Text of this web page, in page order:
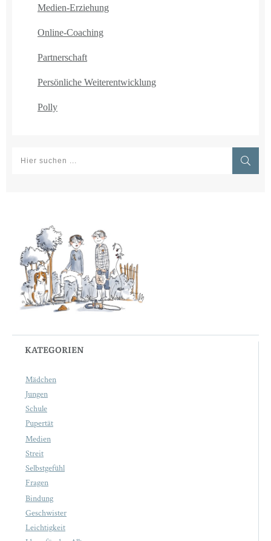
Medien-Erziehung
Online-Coaching
Partnerschaft
Persönliche Weiterentwicklung
Polly
KATEGORIEN
Mädchen
Jungen
Schule
Pupertät
Medien
Streit
Selbstgefühl
Fragen
Bindung
Geschwister
Leichtigkeit